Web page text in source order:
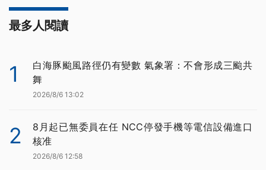
最多人閱讀
1
白海豚颱風路徑仍有變數 氣象署：不會形成三颱共
舞
2026/8/6 13:02
2
8月起已無委員在任 NCC停發手機等電信設備進口
核准
2026/8/6 12:58